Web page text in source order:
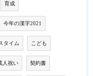
育成
今年の漢字2021
タイム こども
人祝い 契約書